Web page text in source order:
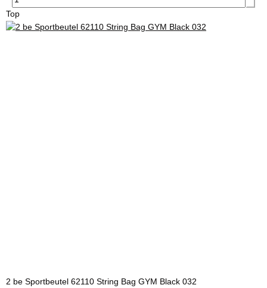
Top
2 be Sportbeutel 62110 String Bag GYM Black 032